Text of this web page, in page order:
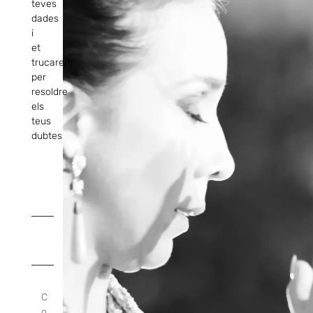
teves
dades
i
et
trucarem
per
resoldre
els
teus
dubtes